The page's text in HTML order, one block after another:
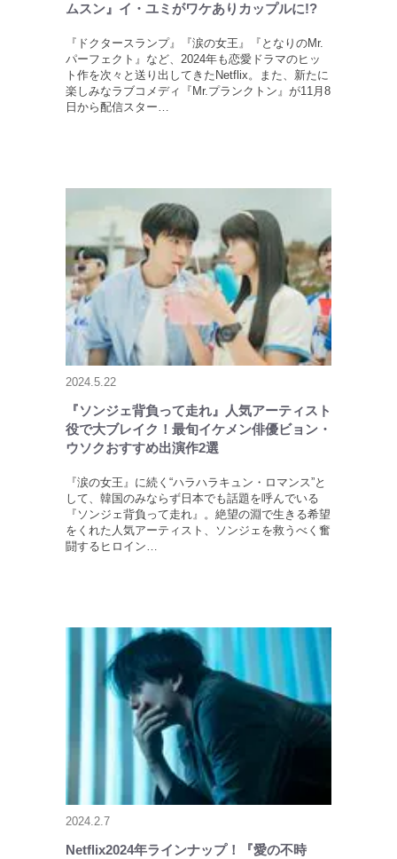
ムスン』イ・ユミがワケありカップルに!?
『ドクタースランプ』『涙の女王』『となりのMr.
パーフェクト』など、2024年も恋愛ドラマのヒッ
ト作を次々と送り出してきたNetflix。また、新たに
楽しみなラブコメディ『Mr.プランクトン』が11月8
日から配信スター…
2024.5.22
『ソンジェ背負って走れ』人気アーティスト
役で大ブレイク！最旬イケメン俳優ビョン・
ウソクおすすめ出演作2選
『涙の女王』に続く“ハラハラキュン・ロマンス”と
して、韓国のみならず日本でも話題を呼んでいる
『ソンジェ背負って走れ』。絶望の淵で生きる希望
をくれた人気アーティスト、ソンジェを救うべく奮
闘するヒロイン…
2024.2.7
Netflix2024年ラインナップ！『愛の不時